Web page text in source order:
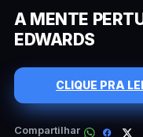
A MENTE
EDWARDS
CLIQUE PRA
Compartilhar